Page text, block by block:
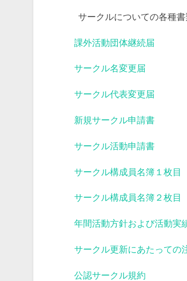
サークルについての各種
課外活動団体継続届
サークル名変更届
サークル代表変更届
新規サークル申請書
サークル活動申請書
サークル構成員名簿１枚目
サークル構成員名簿２枚目
年間活動方針および活動実
サークル更新にあたっての
公認サークル規約